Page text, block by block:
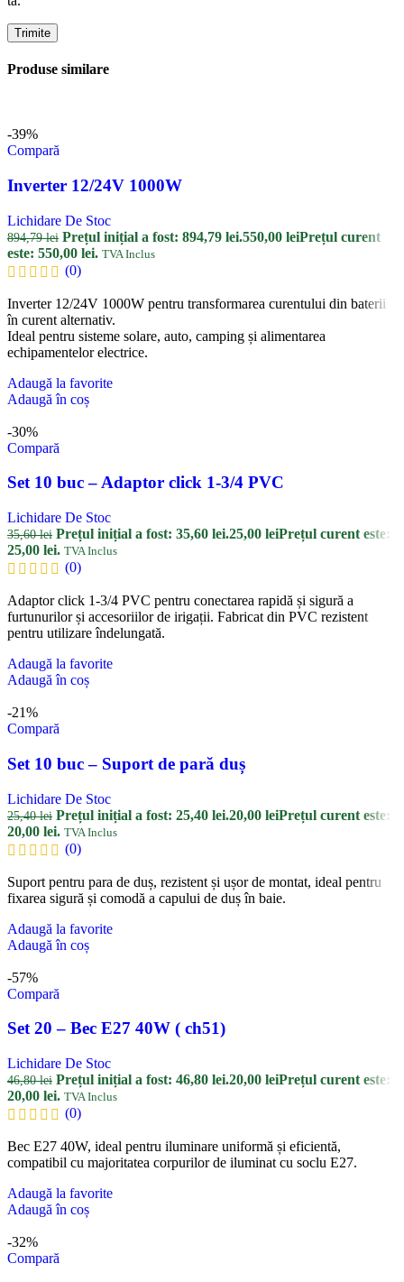
Produse similare
-39%
Compară
Inverter 12/24V 1000W
Lichidare De Stoc
894,79lei Prețul inițial a fost: 894,79 lei.550,00 leiPrețul curent
este: 550,00 lei. TVA Inclus
(0)
Inverter 12/24V 1000W pentru transformarea curentului din baterii
în curent alternativ.
Ideal pentru sisteme solare, auto, camping și alimentarea
echipamentelor electrice.
Adaugă la favorite
Adaugă în coș
-30%
Compară
Set 10 buc – Adaptor click 1-3/4 PVC
Lichidare De Stoc
35,60lei Prețul inițial a fost: 35,60 lei.25,00 leiPrețul curent este:
25,00 lei. TVA Inclus
(0)
Adaptor click 1-3/4 PVC pentru conectarea rapidă și sigură a
furtunurilor și accesoriilor de irigații. Fabricat din PVC rezistent
pentru utilizare îndelungată.
Adaugă la favorite
Adaugă în coș
-21%
Compară
Set 10 buc – Suport de pară duș
Lichidare De Stoc
25,40lei Prețul inițial a fost: 25,40 lei.20,00 leiPrețul curent este:
20,00 lei. TVA Inclus
(0)
Suport pentru para de duș, rezistent și ușor de montat, ideal pentru
fixarea sigură și comodă a capului de duș în baie.
Adaugă la favorite
Adaugă în coș
-57%
Compară
Set 20 – Bec E27 40W ( ch51)
Lichidare De Stoc
46,80lei Prețul inițial a fost: 46,80 lei.20,00 leiPrețul curent este:
20,00 lei. TVA Inclus
(0)
Bec E27 40W, ideal pentru iluminare uniformă și eficientă,
compatibil cu majoritatea corpurilor de iluminat cu soclu E27.
Adaugă la favorite
Adaugă în coș
-32%
Compară